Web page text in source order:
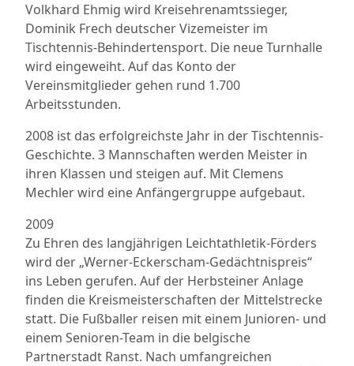
Volkhard Ehmig wird Kreisehrenamtssieger,
Dominik Frech deutscher Vizemeister im
Tischtennis-Behindertensport. Die neue Turnhalle
wird eingeweiht. Auf das Konto der
Vereinsmitglieder gehen rund 1.700
Arbeitsstunden.
2008 ist das erfolgreichste Jahr in der Tischtennis-
Geschichte. 3 Mannschaften werden Meister in
ihren Klassen und steigen auf. Mit Clemens
Mechler wird eine Anfängergruppe aufgebaut.
2009
Zu Ehren des langjährigen Leichtathletik-Förders
wird der „Werner-Eckerscham-Gedächtnispreis“
ins Leben gerufen. Auf der Herbsteiner Anlage
finden die Kreismeisterschaften der Mittelstrecke
statt. Die Fußballer reisen mit einem Junioren- und
einem Senioren-Team in die belgische
Partnerstadt Ranst. Nach umfangreichen